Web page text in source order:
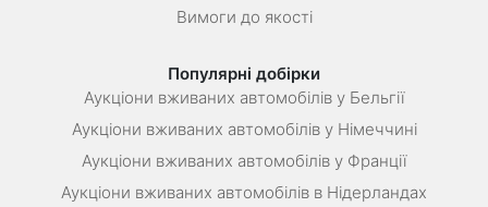
Вимоги до якості
Популярні добірки
Аукціони вживаних автомобілів у Бельгії
Аукціони вживаних автомобілів у Німеччині
Аукціони вживаних автомобілів у Франції
Аукціони вживаних автомобілів в Нідерландах